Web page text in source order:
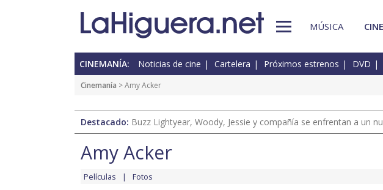
MÚSICA CINE
CINEMANÍA: Noticias de cine Cartelera Próximos estrenos DVD
Cinemanía > Amy Acker
Destacado: Buzz Lightyear, Woody, Jessie y compañía se enfrentan a un
Amy Acker
Películas Fotos